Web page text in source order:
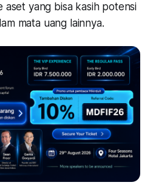
aset yang bisa kasih potensi
mata uang lainnya.